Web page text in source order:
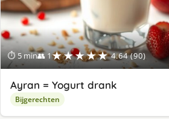
⏱ 5 min👥 1★★★★★ 4.64 (90)
Ayran = Yogurt drank
Bijgerechten